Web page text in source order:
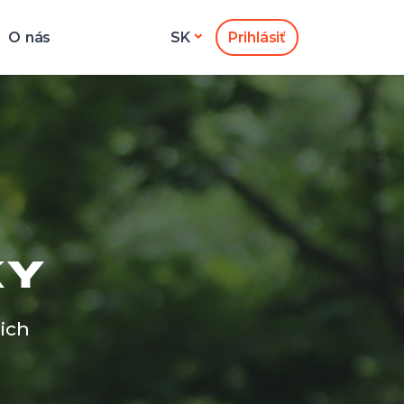
O nás SK Prihlásiť